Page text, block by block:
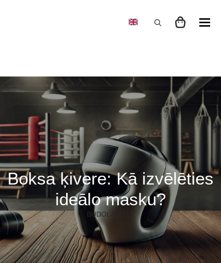
Boksa ķivere: Kā izvēlēties
ideālo masku?
BUDOLAND.LV